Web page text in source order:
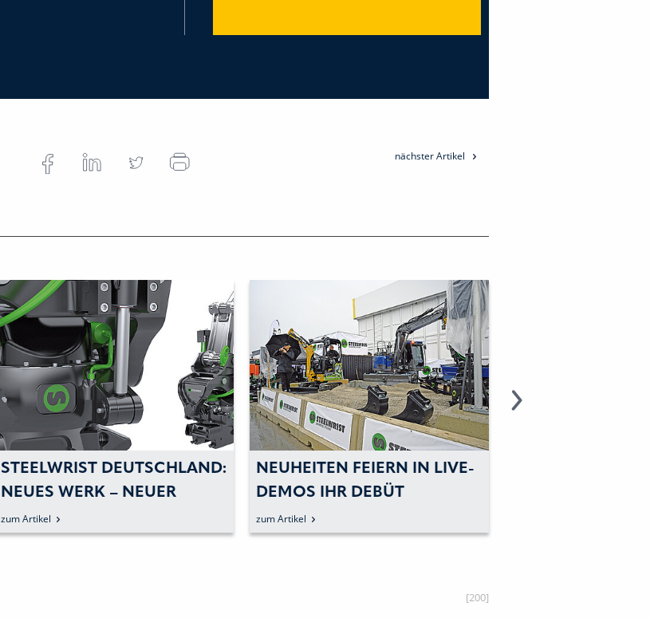
nächster Artikel
STEELWRIST DEUTSCHLAND:
NEUES WERK – NEUER
TILTROTATOR
zum Artikel
NEUHEITEN FEIERN IN LIVE-
DEMOS IHR DEBÜT
zum Artikel
[200]